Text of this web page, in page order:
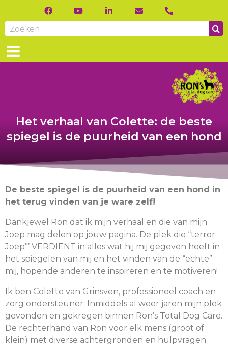
Het verhaal van Colette: de beste
spiegel is de puurheid van een hond
De beste spiegel is de puurheid van een hond in
het terug vinden van je ware zelf!
Dankjewel Ron dat ik mijn verhaal en die van mijn
Joep mag delen op jouw pagina. De plek die “terror
Joep”’ VERDIENT in alles wat hij mij gegeven heeft in
het spiegelen van mij en het vinden van de “echte”
mij, hopende anderen te inspireren en te motiveren!
Ik ben Colette van Grinsven, professioneel coach en
zorg ondersteuner. Inmiddels al weer jaren mijn plek
gevonden en gekregen binnen Ron’s Total Dog Care.
De rechterhand van Ron voor elk mens (groot of
klein) met diverse achtergronden en hulpvragen.